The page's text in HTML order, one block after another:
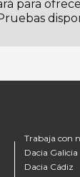
para
Trabaja con
Dacia Galicia
Dacia Cádiz